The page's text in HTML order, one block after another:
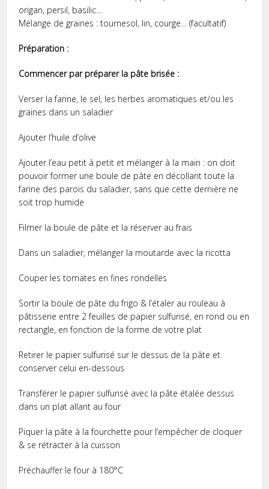
origan, persil, basilic…
Mélange de graines : tournesol, lin, courge… (facultatif)
Préparation :
Commencer par préparer la pâte brisée :
Verser la farine, le sel, les herbes aromatiques et/ou les
graines dans un saladier
Ajouter l’huile d’olive
Ajouter l’eau petit à petit et mélanger à la main : on doit
pouvoir former une boule de pâte en décollant toute la
farine des parois du saladier, sans que cette dernière ne
soit trop humide
Filmer la boule de pâte et la réserver au frais
Dans un saladier, mélanger la moutarde avec la ricotta
Couper les tomates en fines rondelles
Sortir la boule de pâte du frigo & l’étaler au rouleau à
pâtisserie entre 2 feuilles de papier sulfurisé, en rond ou en
rectangle, en fonction de la forme de votre plat
Retirer le papier sulfurisé sur le dessus de la pâte et
conserver celui en-dessous
Transférer le papier sulfurisé avec la pâte étalée dessus
dans un plat allant au four
Piquer la pâte à la fourchette pour l’empêcher de cloquer
& se rétracter à la cuisson
Préchauffer le four à 180°C